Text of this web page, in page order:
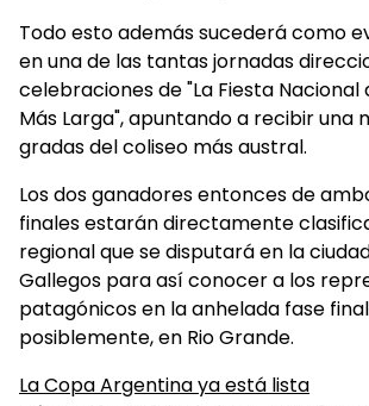
Todo esto además sucederá como
en una de las tantas jornadas
celebraciones de "La Fiesta Nacional
Más Larga", apuntando a recibir una
gradas del coliseo más austral.
Los dos ganadores entonces de
finales estarán directamente
regional que se disputará en la
Gallegos para así conocer a los
patagónicos en la anhelada fase
posiblemente, en Rio Grande.
La Copa Argentina ya está lista